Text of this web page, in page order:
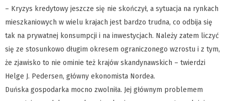
– Kryzys kredytowy jeszcze się nie skończył, a sytuacja na rynkach
mieszkaniowych w wielu krajach jest bardzo trudna, co odbija się
tak na prywatnej konsumpcji i na inwestycjach. Należy zatem liczyć
się ze stosunkowo długim okresem ograniczonego wzrostu i z tym,
że zjawisko to nie ominie też krajów skandynawskich – twierdzi
Helge J. Pedersen, główny ekonomista Nordea.
Duńska gospodarka mocno zwolniła. Jej głównym problemem